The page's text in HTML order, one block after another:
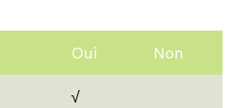
Oui Non
√